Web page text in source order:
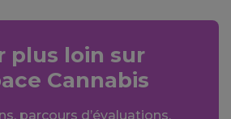
plus loin sur
Cannabis
parcours d’évaluations,